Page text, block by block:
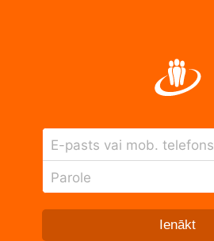
E-pasts vai mob. telefons
Parole
Ienākt